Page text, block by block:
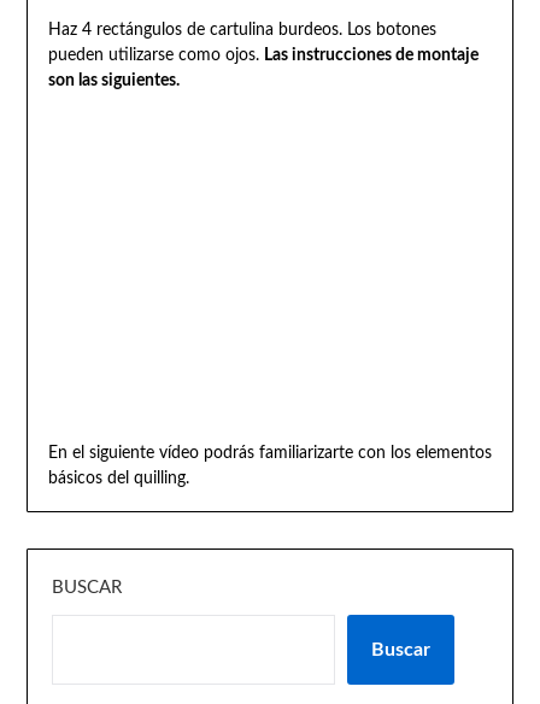
Haz 4 rectángulos de cartulina burdeos. Los botones
pueden utilizarse como ojos. Las instrucciones de montaje
son las siguientes.
En el siguiente vídeo podrás familiarizarte con los elementos
básicos del quilling.
BUSCAR
Buscar